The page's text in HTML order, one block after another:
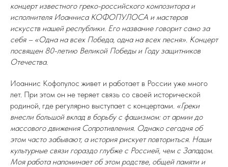
концерт известного греко-российского композитора и
исполнителя Иоанниса КОФОПУЛОСА и мастеров
искусств нашей республики. Его название говорит само за
себя – «Одна на всех Победа, одна на всех песня». Концерт
посвящен 80-летию Великой Победы и Году защитников
Отечества.
Иоаннис Кофопулос живет и работает в России уже много
лет. При этом он не теряет связь со своей исторической
родиной, где регулярно выступает с концертами. «Греки
внесли большой вклад в борьбу с фашизмом: от армии до
массового движения Сопротивления. Однако сегодня об
этом часто забывают, а история рискует повториться. Наши
культурные связи гораздо глубже с Россией, чем с Западом.
Моя работа напоминает об этом родстве, общей памяти и